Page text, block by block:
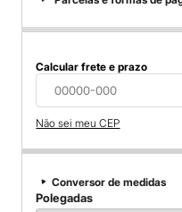
Calcular frete e prazo
Não sei meu CEP
Conversor de medidas
Polegadas